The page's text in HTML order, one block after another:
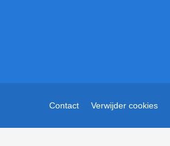
Verwijder cookies
Contact